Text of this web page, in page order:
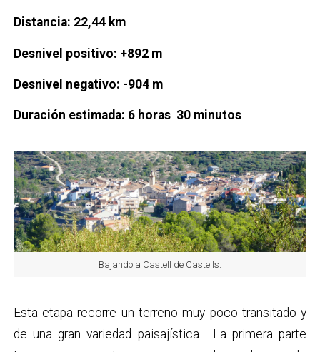
Distancia: 22,44 km
Desnivel positivo: +892 m
Desnivel negativo: -904 m
Duración estimada: 6 horas 30 minutos
Bajando a Castell de Castells.
Esta etapa recorre un terreno muy poco transitado y
de una gran variedad paisajística. La primera parte